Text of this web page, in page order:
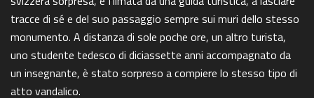
tracce di sé e del suo passaggio sempre sui muri dello stesso
monumento. A distanza di sole poche ore, un altro turista,
uno studente tedesco di diciassette anni accompagnato da
un insegnante, è stato sorpreso a compiere lo stesso tipo di
atto vandalico.